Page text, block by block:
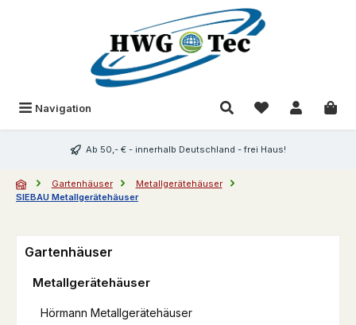
Navigation Du hast 0
Ab 50,- € - innerhalb Deutschland - frei Haus!
Gartenhäuser
Metallgerätehäuser
SIEBAU Metallgerätehäuser
Gartenhäuser
Metallgerätehäuser
Hörmann Metallgerätehäuser